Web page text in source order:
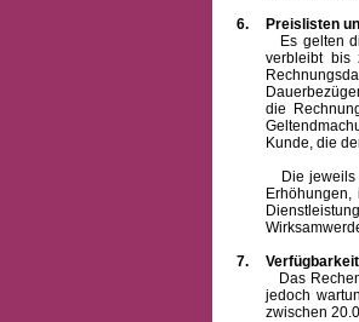
6.
Preislisten
Es gelten die in
verbleibt bis
die
Kunde, die
Die jeweils
7.
Das
jedoch
zwischen